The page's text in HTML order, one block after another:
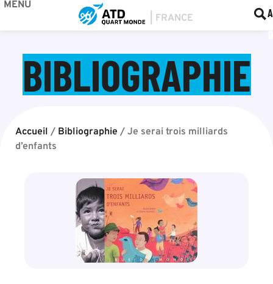
MENU
BIBLIOGRAPHIE
Accueil / Bibliographie / Je serai trois milliards
d’enfants